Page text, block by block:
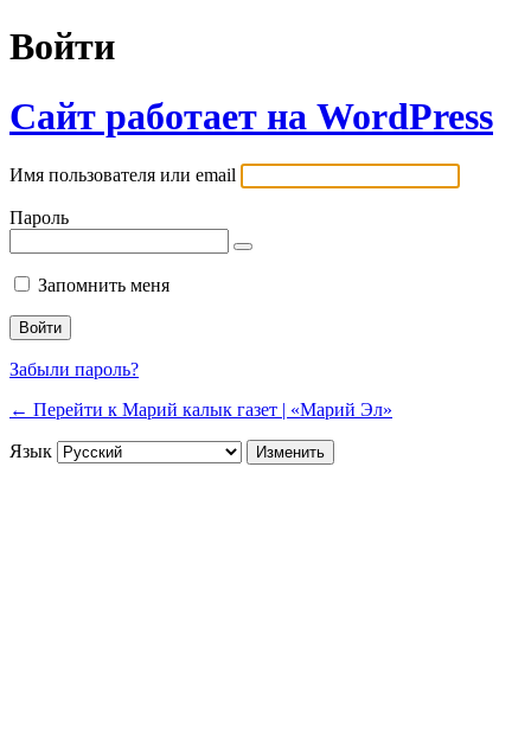
Войти
Сайт работает на WordPress
Имя пользователя или email
Пароль
Запомнить меня
Забыли пароль?
← Перейти к Марий калык газет | «Марий Эл»
Язык